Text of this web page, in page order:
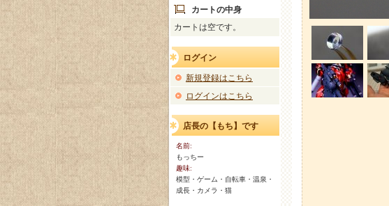
カートの中身
カートは空です。
ログイン
新規登録はこちら
ログインはこちら
店長の【もち】です
名前:
もっちー
趣味:
模型・ゲーム・自転車・温泉・
成長・カメラ・猫